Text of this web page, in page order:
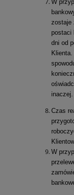
W
zostaje
postaci
dni od
inaczej.
Czas
W